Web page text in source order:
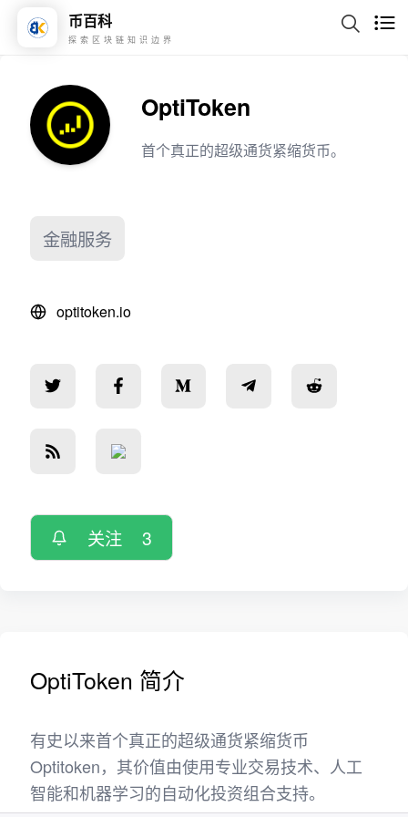
币百科
探索区块链知识边界
OptiToken
首个真正的超级通货紧缩货币。
金融服务
optitoken.io
关注 3
OptiToken 简介
有史以来首个真正的超级通货紧缩货币
Optitoken，其价值由使用专业交易技术、人工
智能和机器学习的自动化投资组合支持。